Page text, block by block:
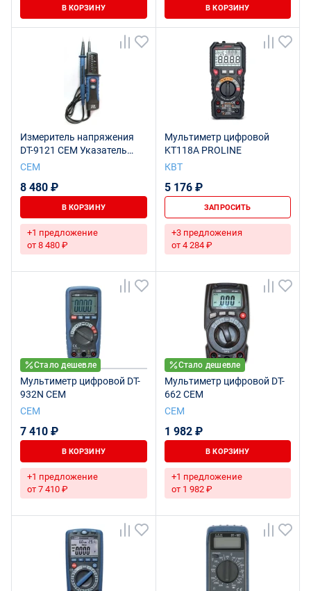
В КОРЗИНУ В КОРЗИНУ
Измеритель напряжения
DT-9121 CEM Указатель
напряжения и
подключения
СЕМ
8 480 ₽
В КОРЗИНУ
+1 предложение
от 8 480 ₽
Мультиметр цифровой
KT118A PROLINE
КВТ
5 176 ₽
ЗАПРОСИТЬ
+3 предложения
от 4 284 ₽
Стало дешевле
Мультиметр цифровой DT-
932N CEM
СЕМ
7 410 ₽
В КОРЗИНУ
+1 предложение
от 7 410 ₽
Стало дешевле
Мультиметр цифровой DT-
662 CEM
СЕМ
1 982 ₽
В КОРЗИНУ
+1 предложение
от 1 982 ₽